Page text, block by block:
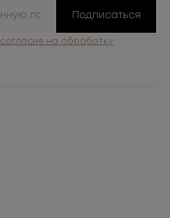
Подписаться
согласие на обработку